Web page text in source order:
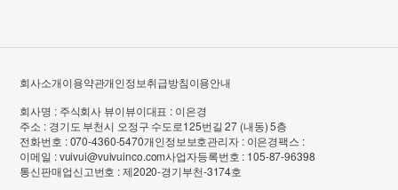
회사소개이용약관개인정보취급방침이용안내
회사명 : 주식회사 뷰이뷰이대표 : 이은경
주소 : 경기도 부천시 오정구 수도로125번길 27 (내동) 5층
전화번호 : 070-4360-5470개인정보보호관리자 : 이은경팩스 :
이메일 : vuivui@vuivuinco.com사업자등록번호 : 105-87-96398
통신판매업신고번호 : 제2020-경기부천-3174호